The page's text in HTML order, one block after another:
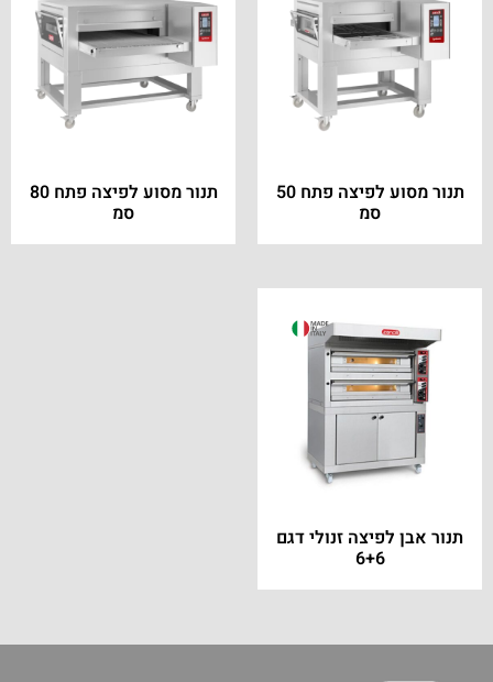
תנור מסוע לפיצה פתח 50
סמ
תנור מסוע לפיצה פתח 80
סמ
תנור אבן לפיצה זנולי דגם
6+6